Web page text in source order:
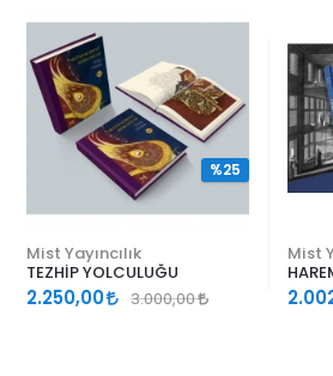
Mist Yayıncılık
TEZHİP YOLCULUĞU
2.250,00 3.000,00
%25
Mist